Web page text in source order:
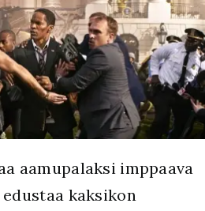
aamupalaksi imppaava
kaksikon